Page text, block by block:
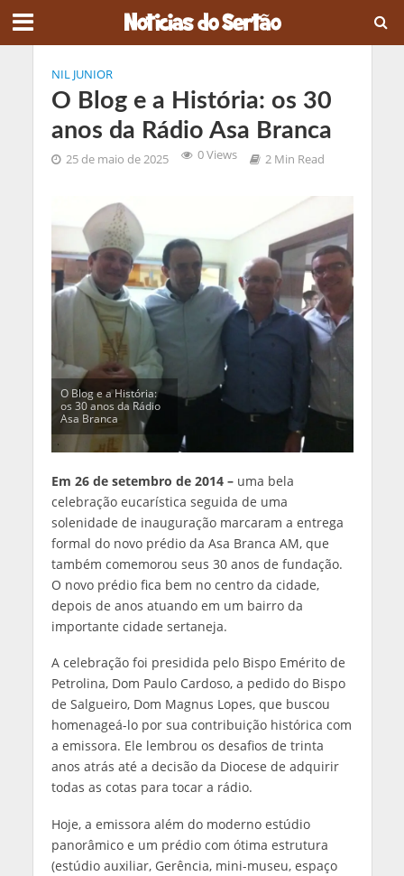
NIL JUNIOR
O Blog e a História: os 30
anos da Rádio Asa Branca
25 de maio de 2025 0 Views 2 Min Read
O Blog e a História:
os 30 anos da Rádio
Asa Branca
Em 26 de setembro de 2014 –uma bela
celebração eucarística seguida de uma
solenidade de inauguração marcaram a entrega
formal do novo prédio da Asa Branca AM, que
também comemorou seus 30 anos de fundação.
O novo prédio fica bem no centro da cidade,
depois de anos atuando em um bairro da
importante cidade sertaneja.
A celebração foi presidida pelo Bispo Emérito de
Petrolina, Dom Paulo Cardoso, a pedido do Bispo
de Salgueiro, Dom Magnus Lopes, que buscou
homenageá-lo por sua contribuição histórica com
a emissora. Ele lembrou os desafios de trinta
anos atrás até a decisão da Diocese de adquirir
todas as cotas para tocar a rádio.
Hoje, a emissora além do moderno estúdio
panorâmico e um prédio com ótima estrutura
(estúdio auxiliar, Gerência, mini-museu, espaço